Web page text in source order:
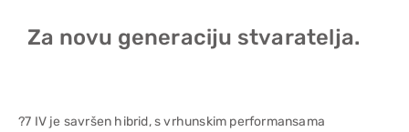
Za novu generaciju stvaratelja.
?7 IV je savršen hibrid, s vrhunskim performansama